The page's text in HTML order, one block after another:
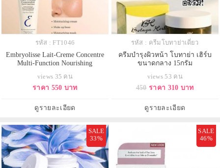
รหัส : FT1046
Embryolisse Lait-Creme Concentre
Multi-Function Nourishing
และผิวกายจากฝรั่งเศส มีส่วนผสมที่
ช่วยดูแลปัญหาผิวได้ในขั้นตอนเดียว
เป็นมอยเจอร์ไรเซอร์, เมคอัพเบส,
เช็ดเครื่องสำอาง, มาสก์ให้ความช
views 35 คน
ราคา 550 บาท
ดูรายละเอียด
รหัส : ครีมโบทาย่าเดี่ยว
ครีมบำรุงผิวหน้า โบทาย่า เฮิร์บ
ขนาดกลาง 15กรัม
views 53 คน
450 ราคา 310 บาท
ดูรายละเอียด
SALE
33%
SALE
46%